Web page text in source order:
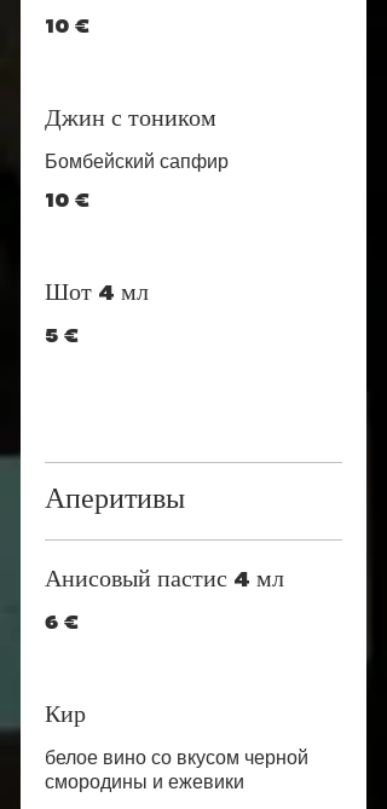
10 €
Джин с тоником
Бомбейский сапфир
10 €
Шот 4 мл
5 €
Аперитивы
Анисовый пастис 4 мл
6 €
Кир
белое вино со вкусом черной
смородины и ежевики